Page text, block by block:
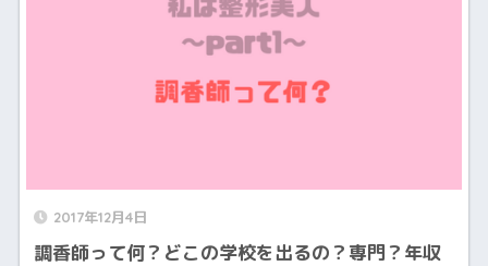
2017年12月4日
調香師って何？どこの学校を出るの？専門？年収